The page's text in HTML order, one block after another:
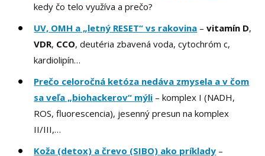
kedy čo telo využíva a prečo?
UV, OMH a „letný RESET“ vs rakovina –vitamín D,
VDR, CCO, deutéria zbavená voda, cytochróm c,
kardiolipín…
Prečo celoročná ketóza nedáva zmysela a v čom
sa veľa „biohackerov“ mýli – komplex I (NADH,
ROS, fluorescencia), jesenný presun na komplex
II/III,…
Koža (detox) a črevo (SIBO) ako príklady –